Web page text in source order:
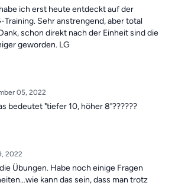
ich erst heute entdeckt auf der
Training. Sehr anstrengend, aber total
schon direkt nach der Einheit sind die
geworden. LG
05, 2022
bedeutet "tiefer 10, höher 8"??????
2022
Übungen. Habe noch einige Fragen
kann das sein, dass man trotz